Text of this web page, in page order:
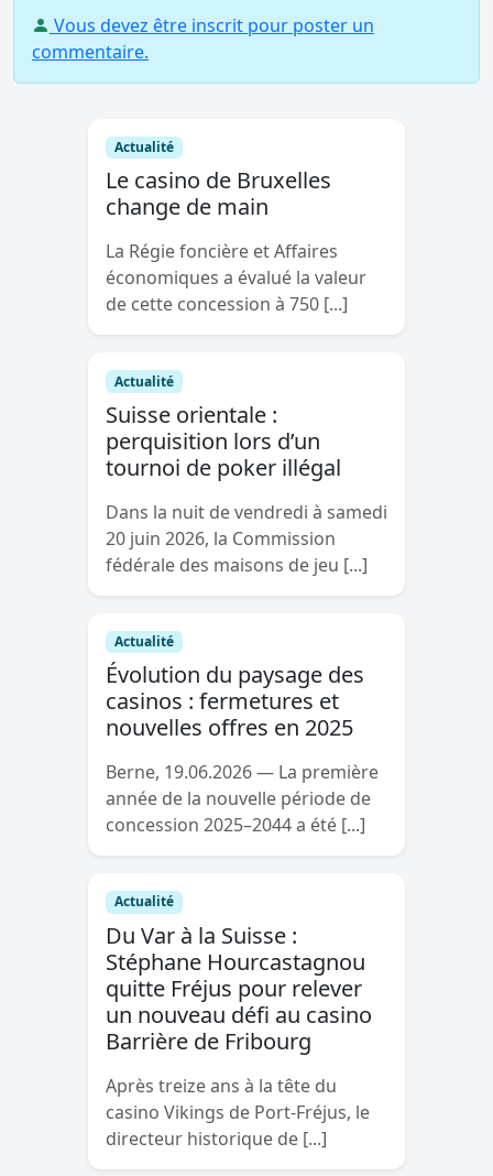
Vous devez être inscrit pour poster un
commentaire.
Actualité
Le casino de Bruxelles
change de main
La Régie foncière et Affaires
économiques a évalué la valeur
de cette concession à 750 [...]
Actualité
Suisse orientale :
perquisition lors d’un
tournoi de poker illégal
Dans la nuit de vendredi à samedi
20 juin 2026, la Commission
fédérale des maisons de jeu [...]
Actualité
Évolution du paysage des
casinos : fermetures et
nouvelles offres en 2025
Berne, 19.06.2026 — La première
année de la nouvelle période de
concession 2025–2044 a été [...]
Actualité
Du Var à la Suisse :
Stéphane Hourcastagnou
quitte Fréjus pour relever
un nouveau défi au casino
Barrière de Fribourg
Après treize ans à la tête du
casino Vikings de Port-Fréjus, le
directeur historique de [...]